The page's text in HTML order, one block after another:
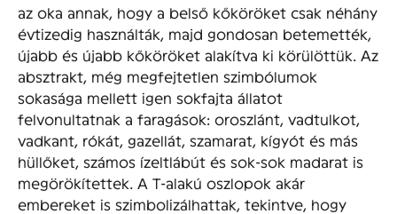
az oka annak, hogy a belső kőköröket csak néhány
évtizedig használták, majd gondosan betemették,
újabb és újabb kőköröket alakítva ki körülöttük. Az
absztrakt, még megfejtetlen szimbólumok
sokasága mellett igen sokfajta állatot
felvonultatnak a faragások: oroszlánt, vadtulkot,
vadkant, rókát, gazellát, szamarat, kígyót és más
hüllőket, számos ízeltlábút és sok-sok madarat is
megörökítettek. A T-alakú oszlopok akár
embereket is szimbolizálhattak, tekintve, hogy